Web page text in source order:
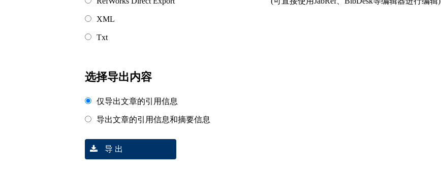
XML
Txt
选择导出内容
仅导出文章的引用信息
导出文章的引用信息和摘要信息
导 出